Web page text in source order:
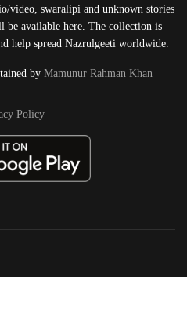
video, swaralipi and unknown stories
be available here. The collection is
help spread Nazrulgeeti worldwide.
by Mamunur Rahman Khan
Policy